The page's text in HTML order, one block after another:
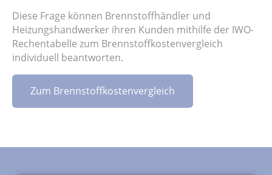
Diese Frage können Brennstoffhändler und
Heizungshandwerker ihren Kunden mithilfe der IWO-
Rechentabelle zum Brennstoffkostenvergleich
individuell beantworten.
Zum Brennstoffkostenvergleich